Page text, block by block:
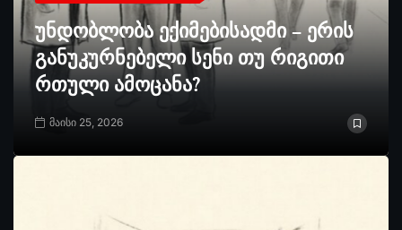
უნდობლობა ექიმებისადმი – ერის
განუკურნებელი სენი თუ რიგითი
რთული ამოცანა?
მაისი 25, 2026